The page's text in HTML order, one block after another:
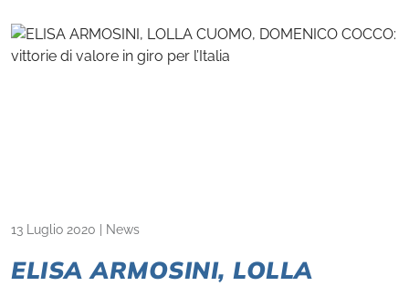
13 Luglio 2020 News
ELISA ARMOSINI, LOLLA